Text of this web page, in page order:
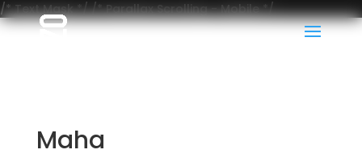
/* Text Mask *//* Parallax Scrolling - Mobile */
Maha